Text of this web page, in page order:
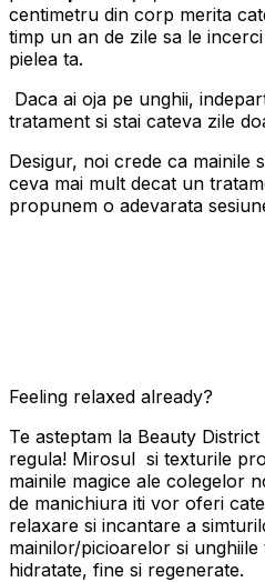
centimetru din corp merita
timp un an de zile sa le
pielea ta.
Daca ai oja pe unghii,
tratament si stai cateva zile
Desigur, noi crede ca mainile
ceva mai mult decat un
propunem o adevarata
Feeling relaxed already?
Te asteptam la Beauty
regula! Mirosul si texturile
mainile magice ale colegelor
de manichiura iti vor oferi
relaxare si incantare a
mainilor/picioarelor si
hidratate, fine si regenerate.